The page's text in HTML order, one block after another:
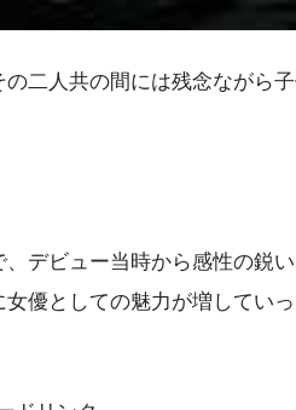
二人共の間には残念ながら
デビュー当時から感性の鋭
優としての魅力が増してい